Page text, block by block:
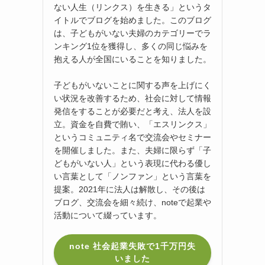
ない人生（リンクス）を生きる」というタ
イトルでブログを始めました。このブログ
は、子どもがいない夫婦のカテゴリーでラ
ンキング1位を獲得し、多くの同じ悩みを
抱える人が全国にいることを知りました。
子どもがいないことに関する声を上げにく
い状況を改善するため、社会に対して情報
発信をすることが必要だと考え、法人を設
立。資金を自費で賄い、「エスリンクス」
というコミュニティ名で交流会やセミナー
を開催しました。また、夫婦に限らず「子
どもがいない人」という表現に代わる優し
い言葉として「ノンファン」という言葉を
提案。2021年に法人は解散し、その後は
ブログ、交流会を細々続け、noteで起業や
活動について綴っています。
note 社会起業失敗で1千万円失
いました